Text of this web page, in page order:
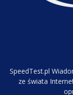
SpeedTest.pl
ze świata